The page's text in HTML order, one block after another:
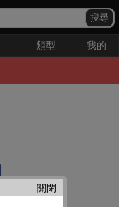
類型 我的
關閉